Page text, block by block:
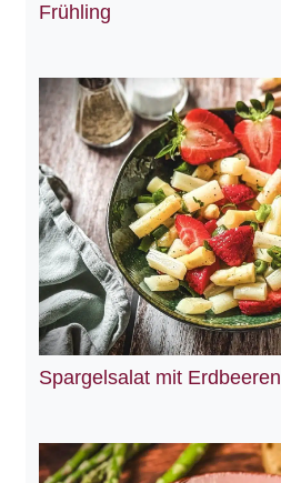
Frühling
Spargelsalat mit Erdbeeren